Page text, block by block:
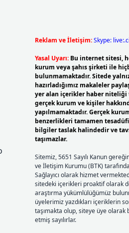
Reklam ve İletişim:Skype:
Yasal Uyarı: Bu internet sitesi,
kurum veya şahıs şirketi ile
bulunmamaktadır. Sitede
hazırladığımız makaleler
yer alan içerikler haber niteliği
gerçek kurum ve kişiler
yapılmamaktadır. Gerçek
benzerlikleri tamamen
bilgiler taslak halindedir ve
taşımazlar.
Sitemiz, 5651 Sayılı Kanun
ve İletişim Kurumu (BTK)
Sağlayıcı olarak hizmet
sitedeki içerikleri proaktif olarak
araştırma yükümlülüğümüz
üyelerimiz yazdıkları içeriklerin
taşımakta olup, siteye üye olarak
etmiş sayılırlar.